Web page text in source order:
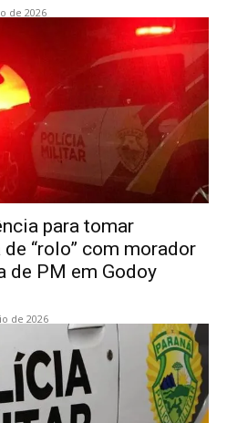
de 2026
para tomar
“rolo” com morador
de PM em Godoy
de 2026